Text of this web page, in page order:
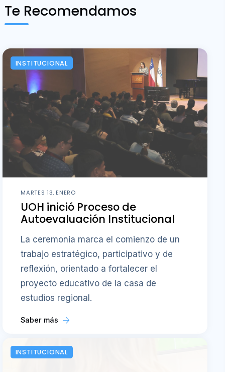
Te Recomendamos
INSTITUCIONAL
MARTES 13, ENERO
UOH inició Proceso de
Autoevaluación Institucional
La ceremonia marca el comienzo de un
trabajo estratégico, participativo y de
reflexión, orientado a fortalecer el
proyecto educativo de la casa de
estudios regional.
Saber más
INSTITUCIONAL